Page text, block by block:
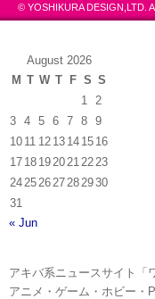
© YOSHIKURA DESIGN,LTD.
August 2026
M T W T F S S
1
2
3
4 5 6 7 8
9
10 11 12 13 14 15 16
17 18 19 20 21 22 23
24 25 26 27 28 2930
31
« Jun
アキバ系ニュースサイト「
アニメ・ゲーム・ホビー・